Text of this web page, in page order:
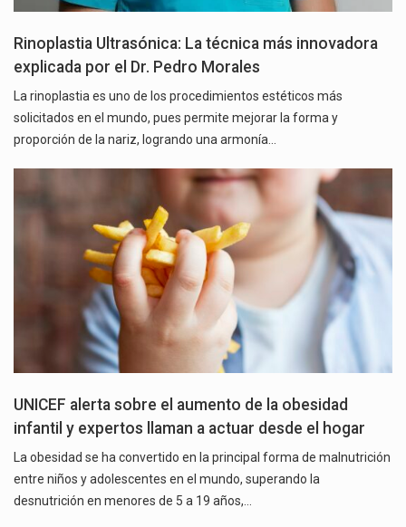
Rinoplastia Ultrasónica: La técnica más innovadora
explicada por el Dr. Pedro Morales
La rinoplastia es uno de los procedimientos estéticos más
solicitados en el mundo, pues permite mejorar la forma y
proporción de la nariz, logrando una armonía…
UNICEF alerta sobre el aumento de la obesidad
infantil y expertos llaman a actuar desde el hogar
La obesidad se ha convertido en la principal forma de malnutrición
entre niños y adolescentes en el mundo, superando la
desnutrición en menores de 5 a 19 años,…